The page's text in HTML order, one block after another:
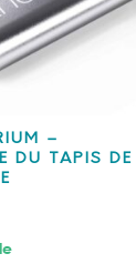
–
DU TAPIS DE